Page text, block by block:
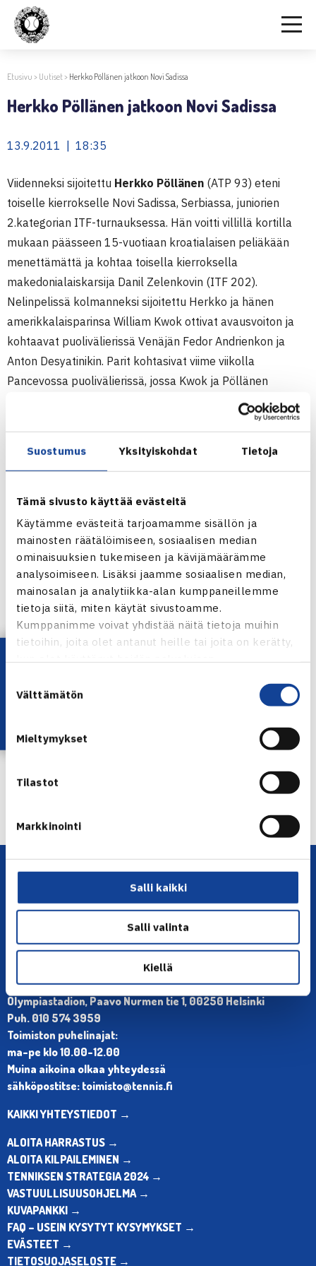
Suostumus Yksityiskohdat Tietoja
Tämä sivusto käyttää evästeitä
Käytämme evästeitä tarjoamamme sisällön ja
mainosten räätälöimiseen, sosiaalisen median
ominaisuuksien tukemiseen ja kävijämäärämme
analysoimiseen. Lisäksi jaamme sosiaalisen median,
mainosalan ja analytiikka-alan kumppaneillemme
tietoja siitä, miten käytät sivustoamme.
Kumppanimme voivat yhdistää näitä tietoja muihin
tietoihin, joita olet antanut heille tai joita on kerätty,
valinta
Välttämätön
Mieltymykset
Tilastot
Markkinointi
Salli kaikki
Salli valinta
Kiellä
Etusivu > Uutiset> Herkko Pöllänen jatkoon Novi Sadissa
Herkko Pöllänen jatkoon Novi Sadissa
13.9.2011 | 18:35
Viidenneksi sijoitettu Herkko Pöllänen (ATP 93) eteni
toiselle kierrokselle Novi Sadissa, Serbiassa, juniorien
2.kategorian ITF-turnauksessa. Hän voitti villillä kortilla
mukaan päässeen 15-vuotiaan kroatialaisen peliäkään
menettämättä ja kohtaa toisella kierroksella
makedonialaiskarsija Danil Zelenkovin (ITF 202).
Nelinpelissä kolmanneksi sijoitettu Herkko ja hänen
amerikkalaisparinsa William Kwok ottivat avausvoiton ja
kohtaavat puolivälierissä Venäjän Fedor Andrienkon ja
Anton Desyatinikin. Parit kohtasivat viime viikolla
Pancevossa puolivälierissä, jossa Kwok ja Pöllänen
12.-17.9.2011 Novi Sad, Serbia
1.kierrosta: Herkko Pöllänen (5.) – Zvonimir Babic Kroatia
(villi kortti) 60 60
Nelinpeli
1.kierrosta: William Kwok USA/Pöllänen (3.) – Patrik
Fabian Slovakia/Julian Zlobinsky USA 62 75
Novi Sadin ITF-turnaus verkossa
← Edellinen
Lataa OmaTennis!
Olympiastadion, Paavo Nurmen tie 1, 00250 Helsinki
Puh. 010 574 3959
Toimiston puhelinajat:
ma-pe klo 10.00-12.00
Muina aikoina olkaa yhteydessä
sähköpostitse: toimisto@tennis.fi
KAIKKI YHTEYSTIEDOT →
ALOITA HARRASTUS →
ALOITA KILPAILEMINEN →
TENNIKSEN STRATEGIA 2024 →
VASTUULLISUUSOHJELMA →
KUVAPANKKI →
FAQ – USEIN KYSYTYT KYSYMYKSET →
EVÄSTEET →
TIETOSUOJASELOSTE →